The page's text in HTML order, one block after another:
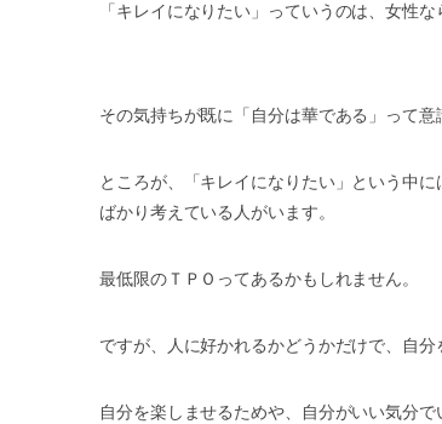
「キレイになりたい」っていうのは、女性
その気持ちが既に「自分は華である」って
ところが、「キレイになりたい」という中
ばかり考えている人がいます。
最低限のＴＰＯってあるかもしれません。
ですが、人に好かれるかどうかだけで、自
自分を楽しませるためや、自分がいい気分